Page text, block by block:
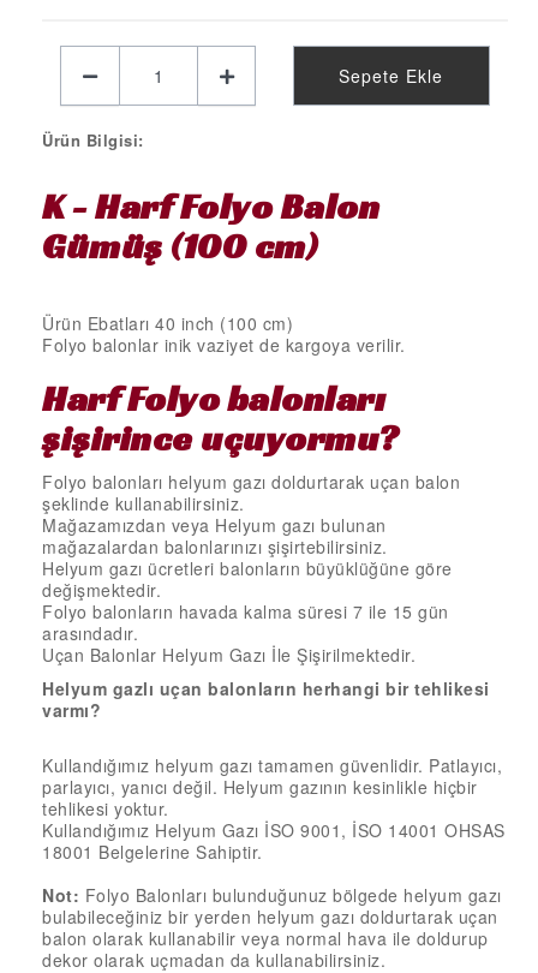
LİMON PARTİ MALZEMELERİ
KARPUZ PARTİ MALZEMELERİ
KİRAZ PARTİ MALZEMELERİ
BASKETBOL PARTİ MALZEMELERİ
AHŞAP PARTİ MALZEMELERİ
EVA PARTİ SÜSLERİ
PARTİ TAÇ ÇEŞİTLERİ
EVA KÜRDAN
MİNİ PARTİ ŞAPKA
KARAKTERLİ FOLYO BALON
18” FOLYO BALON
34” FOLYO BALON
40” FOLYO BALON
MUM
RAKAM MUM
PLEKSİ ÜRÜNLER
Sepete Ekle
Ürün Bilgisi:
K - Harf Folyo Balon
Gümüş (100 cm)
Ürün Ebatları 40 inch (100 cm)
Folyo balonlar inik vaziyet de kargoya verilir.
Harf Folyobalonları
şişirince uçuyormu?
Folyo balonları helyum gazı doldurtarak uçan balon
şeklinde kullanabilirsiniz.
Mağazamızdan veya Helyum gazı bulunan
mağazalardan balonlarınızı şişirtebilirsiniz.
Helyum gazı ücretleri balonların büyüklüğüne göre
değişmektedir.
Folyo balonların havada kalma süresi 7 ile 15 gün
arasındadır.
Uçan Balonlar Helyum Gazı İle Şişirilmektedir.
Helyum gazlı uçan balonların herhangi bir tehlikesi
varmı?
Kullandığımız helyum gazı tamamen güvenlidir. Patlayıcı,
parlayıcı, yanıcı değil. Helyum gazının kesinlikle hiçbir
tehlikesi yoktur.
Kullandığımız Helyum Gazı İSO 9001, İSO 14001 OHSAS
18001 Belgelerine Sahiptir.
Not: Folyo Balonları bulunduğunuz bölgede helyum gazı
bulabileceğiniz bir yerden helyum gazı doldurtarak uçan
balon olarak kullanabilir veya normal hava ile doldurup
dekor olarak uçmadan da kullanabilirsiniz.